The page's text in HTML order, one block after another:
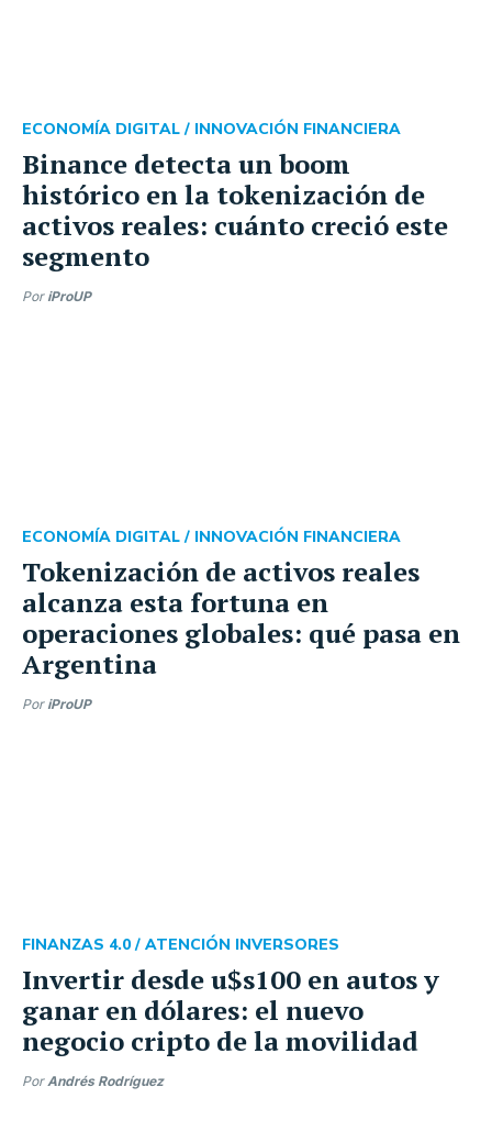
Binance detecta un boom
histórico en la tokenización de
activos reales: cuánto creció este
segmento
ECONOMÍA DIGITAL / INNOVACIÓN FINANCIERA
Por iProUP
Tokenización de activos reales
alcanza esta fortuna en
operaciones globales: qué pasa en
Argentina
ECONOMÍA DIGITAL / INNOVACIÓN FINANCIERA
Por iProUP
Invertir desde u$s100 en autos y
ganar en dólares: el nuevo
negocio cripto de la movilidad
FINANZAS 4.0 / ATENCIÓN INVERSORES
PorAndrés Rodríguez